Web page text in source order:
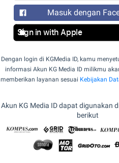
Masuk dengan
Sign in with Apple
Dengan login di KGMedia ID, kamu
informasi Akun KG Media ID milikmu
memberikan layanan sesuai Kebijakan
Akun KG Media ID dapat digunakan
berikut